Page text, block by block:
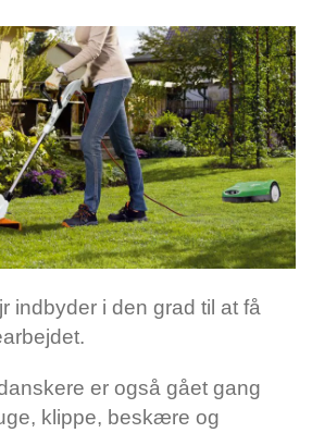
indbyder i den grad til at få
er også gået gang
klippe, beskære og